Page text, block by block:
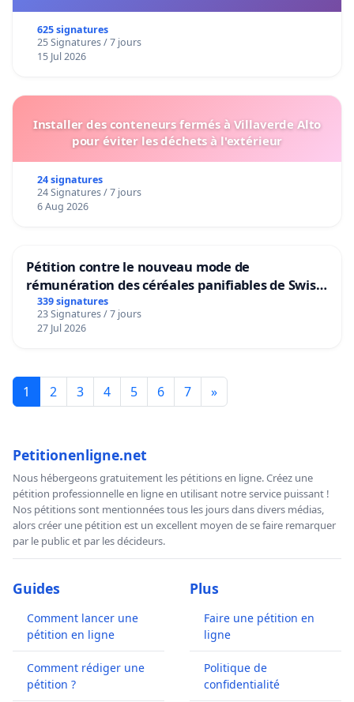
625 signatures
25 Signatures / 7 jours
15 Jul 2026
Installer des conteneurs fermés à Villaverde Alto
pour éviter les déchets à l'extérieur
24 signatures
24 Signatures / 7 jours
6 Aug 2026
Pétition contre le nouveau mode de
rémunération des céréales panifiables de Swiss
granum basé sur la teneur en protéines
339 signatures
23 Signatures / 7 jours
27 Jul 2026
1 2 3 4 5 6 7 »
Petitionenligne.net
Nous hébergeons gratuitement les pétitions en ligne. Créez une
pétition professionnelle en ligne en utilisant notre service puissant !
Nos pétitions sont mentionnées tous les jours dans divers médias,
alors créer une pétition est un excellent moyen de se faire remarquer
par le public et par les décideurs.
Guides
Comment lancer une
pétition en ligne
Comment rédiger une
pétition ?
Plus
Faire une pétition en
ligne
Politique de
confidentialité